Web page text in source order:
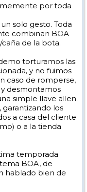
por toda
solo gesto. Toda
combinan BOA
de la bota.
torturamos las
y no fuimos
caso de romperse,
desmontamos
simple llave allen.
garantizando los
a casa del cliente
o a la tienda
temporada
BOA, de
hablado bien de